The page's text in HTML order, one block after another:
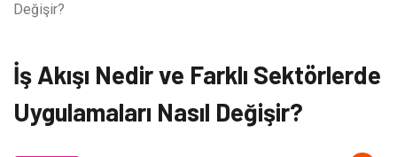
Değişir?
İş Akışı Nedir ve Farklı Sektörlerde
Uygulamaları Nasıl Değişir?